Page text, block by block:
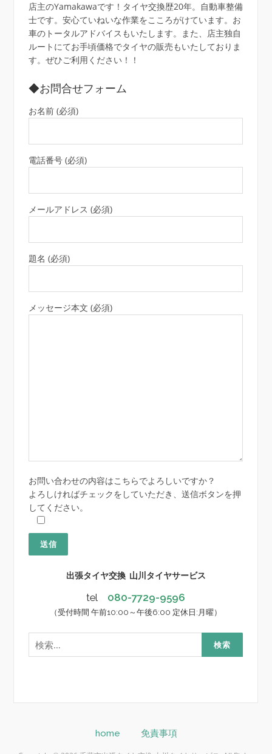
店主のYamakawaです！タイヤ交換歴20年。自動車整備
士です。安心ていねいな作業をこころがけています。お
車のトータルアドバイスもいたします。また、店主独自
ルートにてお手頃価格でタイヤの販売もいたしておりま
す。ぜひご利用ください！！
◆お問合せフォーム
お名前 (必須)
電話番号 (必須)
メールアドレス (必須)
題名 (必須)
メッセージ本文 (必須)
お問い合わせの内容はこちらでよろしいですか？
よろしければチェックをしていただき、送信ボタンを押
してください。
出張タイヤ交換 山川タイヤサービス
tel 080-7729-9596
（受付時間 午前10:00～午後6:00 定休日:月曜）
検
索:
home 免責事項